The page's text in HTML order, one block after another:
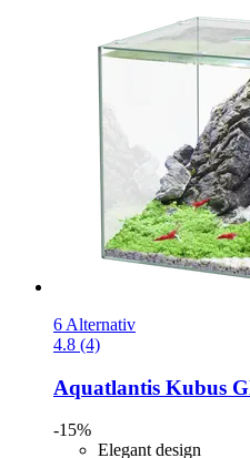
6 Alternativ
4.8 (4)
Aquatlantis Kubus
-15%
Elegant design